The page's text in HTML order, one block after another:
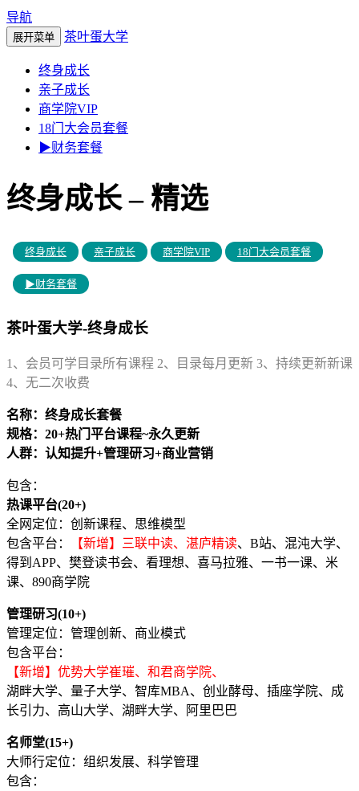
导航
展开菜单 茶叶蛋大学
终身成长
亲子成长
商学院VIP
18门大会员套餐
▶财务套餐
终身成长 – 精选
终身成长 亲子成长 商学院VIP 18门大会员套餐
▶财务套餐
茶叶蛋大学-终身成长
1、会员可学目录所有课程 2、目录每月更新 3、持续更新新课
4、无二次收费
名称：终身成长套餐
规格：20+热门平台课程~永久更新
人群：认知提升+管理研习+商业营销
包含：
热课平台(20+)
全网定位：创新课程、思维模型
包含平台：
【新增】三联中读、湛庐精读、 B站、混沌大学、
得到APP、樊登读书会、看理想、喜马拉雅、一书一课、米
课、890商学院
管理研习(10+)
管理定位：管理创新、商业模式
包含平台：
【新增】优势大学崔璀、和君商学院、
湖畔大学、量子大学、智库MBA、创业酵母、插座学院、成
长引力、高山大学、湖畔大学、阿里巴巴
名师堂(15+)
大师行定位：组织发展、科学管理
包含：